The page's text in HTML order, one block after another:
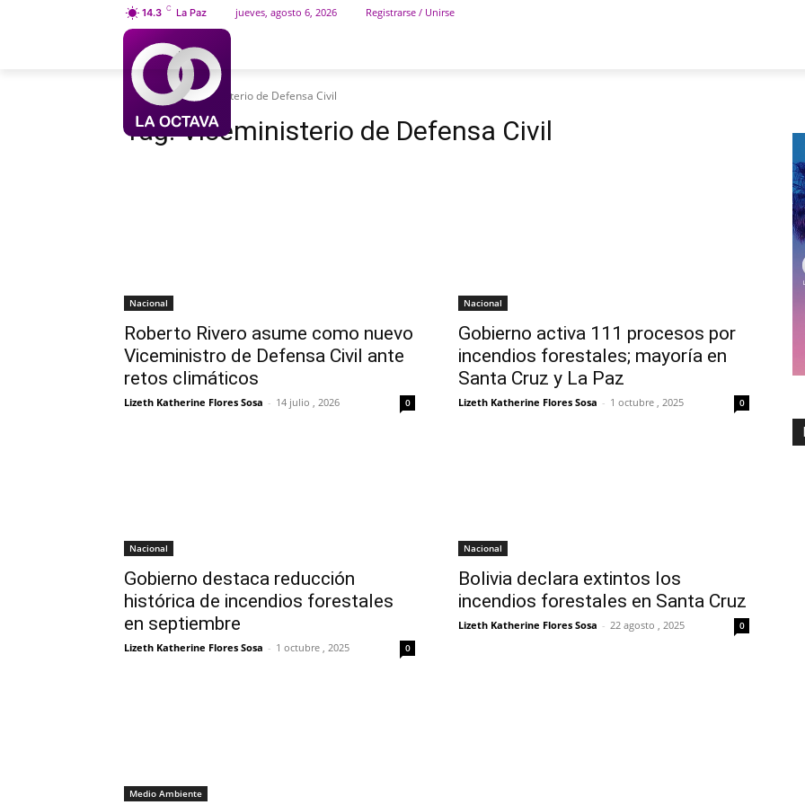
14.3 C La Paz jueves, agosto 6, 2026 Registrarse / Unirse
Etiquetas Viceministerio de Defensa Civil
Tag:Viceministerio de Defensa Civil
Nacional
Roberto Rivero asume como nuevo
Viceministro de Defensa Civil ante
retos climáticos
Lizeth Katherine Flores Sosa - 14 julio , 2026 0
Nacional
Gobierno activa 111 procesos por
incendios forestales; mayoría en
Santa Cruz y La Paz
Lizeth Katherine Flores Sosa - 1 octubre , 2025 0
Nacional
Gobierno destaca reducción
histórica de incendios forestales
en septiembre
Lizeth Katherine Flores Sosa - 1 octubre , 2025 0
Nacional
Bolivia declara extintos los
incendios forestales en Santa Cruz
Lizeth Katherine Flores Sosa - 22 agosto , 2025 0
Medio Ambiente